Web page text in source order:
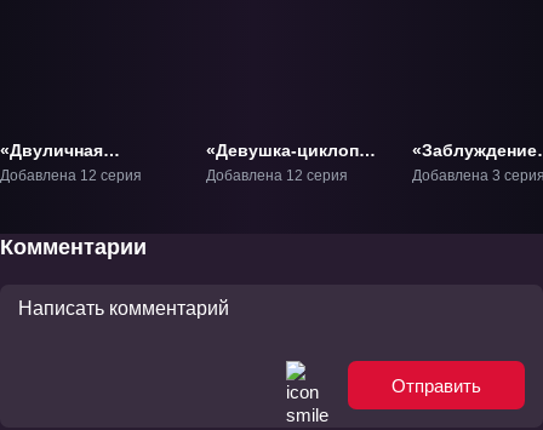
«Двуличная
сестрёнка Умару!»
Добавлена 12 серия
«Девушка-циклоп
Сайпу» ТВ-1
Добавлена 12 серия
«Заблуждение
сестры» ОВА-1
Добавлена 3
Комментарии
Отправить